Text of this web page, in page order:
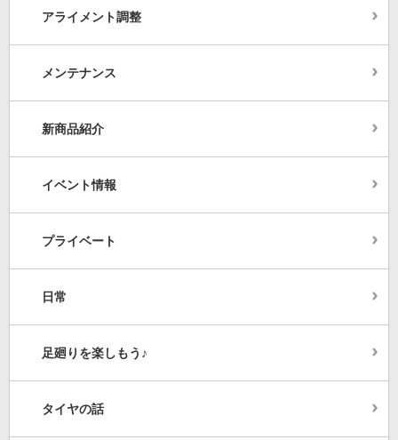
アライメント調整
メンテナンス
新商品紹介
イベント情報
プライベート
日常
足廻りを楽しもう♪
タイヤの話